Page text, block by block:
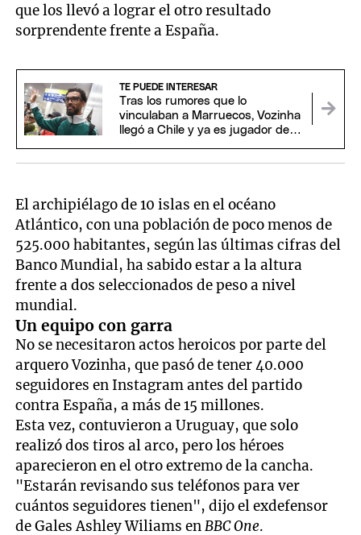
que los llevó a lograr el otro resultado
sorprendente frente a España.
TE PUEDE INTERESAR
Tras los rumores que lo
vinculaban a Marruecos, Vozinha
llegó a Chile y ya es jugador de
El archipiélago de 10 islas en el océano
Atlántico, con una población de poco menos de
525.000 habitantes, según las últimas cifras del
Banco Mundial, ha sabido estar a la altura
frente a dos seleccionados de peso a nivel
mundial.
Un equipo con garra
No se necesitaron actos heroicos por parte del
arquero Vozinha, que pasó de tener 40.000
seguidores en Instagram antes del partido
contra España, a más de 15 millones.
Esta vez, contuvieron a Uruguay, que solo
realizó dos tiros al arco, pero los héroes
aparecieron en el otro extremo de la cancha.
"Estarán revisando sus teléfonos para ver
cuántos seguidores tienen", dijo el exdefensor
de Gales Ashley Wiliams enBBC One.